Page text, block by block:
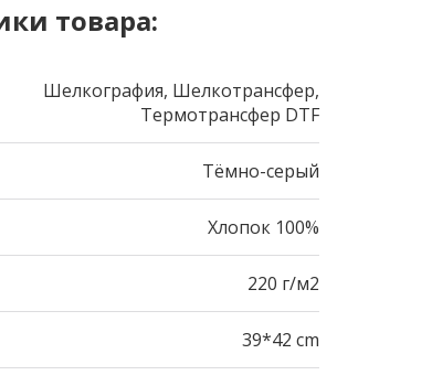
товара:
Шелкография, Шелкотрансфер,
Термотрансфер DTF
Тёмно-серый
Хлопок 100%
220 г/м2
39*42 cm